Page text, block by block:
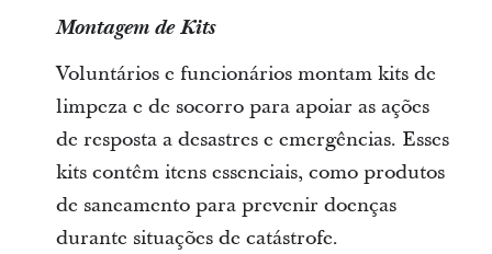
Montagem de Kits
Voluntários e funcionários montam kits de
limpeza e de socorro para apoiar as ações
de resposta a desastres e emergências. Esses
kits contêm itens essenciais, como produtos
de saneamento para prevenir doenças
durante situações de catástrofe.